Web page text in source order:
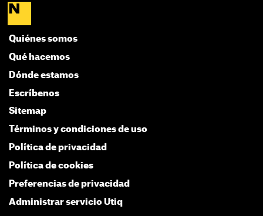
Quiénes somos
Qué hacemos
Dónde estamos
Escríbenos
Sitemap
Términos y condiciones de uso
Política de privacidad
Política de cookies
Preferencias de privacidad
Administrar servicio Utiq